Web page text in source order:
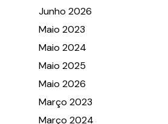
Junho 2026
Maio 2023
Maio 2024
Maio 2025
Maio 2026
Março 2023
Março 2024